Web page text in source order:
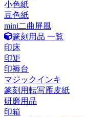
小色紙
豆色紙
mini二曲屏風
篆刻用品 一覧
印床
印矩
印褥台
マジックインキ
篆刻用転写雁皮紙
研磨用品
印箱